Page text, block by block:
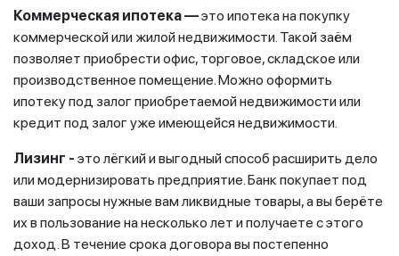
Коммерческая ипотека —это ипотека на покупку
коммерческой или жилой недвижимости. Такой заём
позволяет приобрести офис, торговое, складское или
производственное помещение. Можно оформить
ипотеку под залог приобретаемой недвижимости или
кредит под залог уже имеющейся недвижимости.
Лизинг - это лёгкий и выгодный способ расширить дело
или модернизировать предприятие. Банк покупает под
ваши запросы нужные вам ликвидные товары, а вы берёте
их в пользование на несколько лет и получаете с этого
доход. В течение срока договора вы постепенно